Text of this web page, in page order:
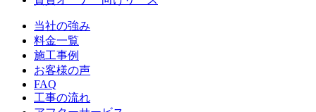
当社の強み
料金一覧
施工事例
お客様の声
FAQ
工事の流れ